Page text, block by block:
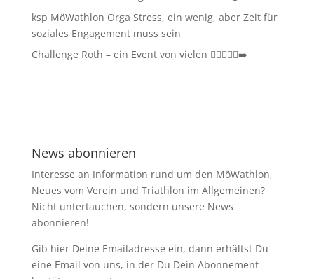
ksp MöWathlon Orga Stress, ein wenig, aber Zeit für
soziales Engagement muss sein
Challenge Roth – ein Event von vielen 🏊‍♀️🚴‍♂️🏃‍➡️
News abonnieren
Interesse an Information rund um den MöWathlon,
Neues vom Verein und Triathlon im Allgemeinen?
Nicht untertauchen, sondern unsere News
abonnieren!
Gib hier Deine Emailadresse ein, dann erhältst Du
eine Email von uns, in der Du Dein Abonnement